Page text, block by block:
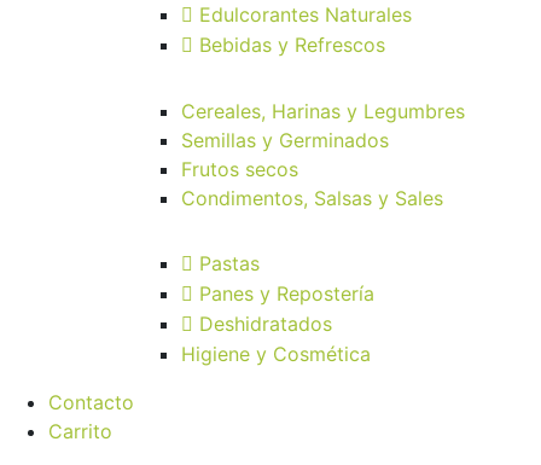
Edulcorantes Naturales
Bebidas y Refrescos
Cereales, Harinas y Legumbres
Semillas y Germinados
Frutos secos
Condimentos, Salsas y Sales
Pastas
Panes y Repostería
Deshidratados
Higiene y Cosmética
Contacto
Carrito